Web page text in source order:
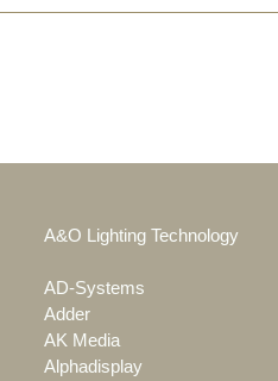
A&O Lighting Technology
AD-Systems
Adder
AK Media
Alphadisplay